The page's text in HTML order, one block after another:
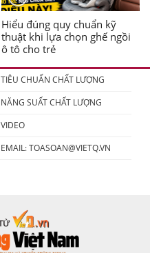
Hiểu đúng quy chuẩn kỹ
thuật khi lựa chọn ghế ngồi
ô tô cho trẻ
TIÊU CHUẨN CHẤT LƯỢNG
NĂNG SUẤT CHẤT LƯỢNG
VIDEO
EMAIL:TOASOAN@VIETQ.VN